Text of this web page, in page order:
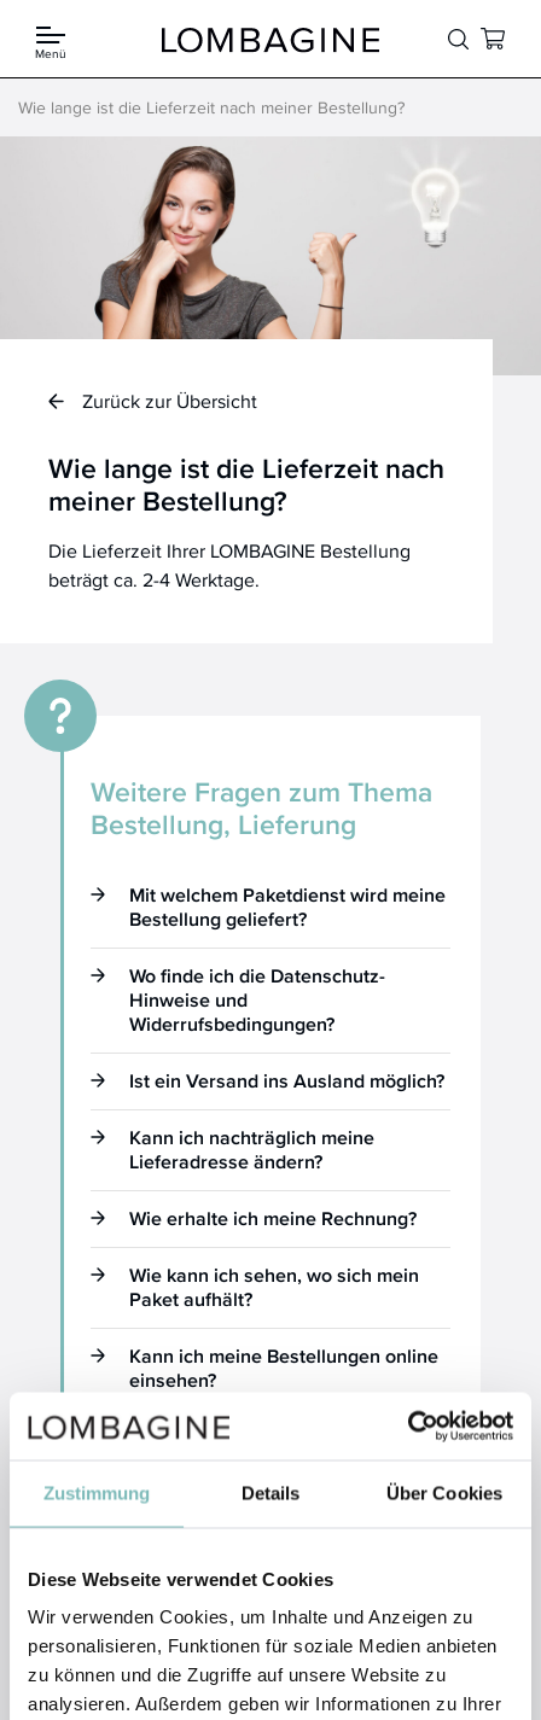
Zustimmung Details Über Cookies
Diese Webseite verwendet Cookies
Wir verwenden Cookies, um Inhalte und Anzeigen zu
personalisieren, Funktionen für soziale Medien anbieten
zu können und die Zugriffe auf unsere Website zu
analysieren. Außerdem geben wir Informationen zu Ihrer
Menü
Wie lange ist die Lieferzeit nach meiner Bestellung?
Zurück zur Übersicht
Wie lange ist die Lieferzeit nach
meiner Bestellung?
Die Lieferzeit Ihrer LOMBAGINE Bestellung
beträgt ca. 2-4 Werktage.
Weitere Fragen zum Thema
Bestellung, Lieferung
Mit welchem Paketdienst wird meine
Bestellung geliefert?
Wo finde ich die Datenschutz-
Hinweise und
Widerrufsbedingungen?
Ist ein Versand ins Ausland möglich?
Kann ich nachträglich meine
Lieferadresse ändern?
Wie erhalte ich meine Rechnung?
Wie kann ich sehen, wo sich mein
Paket aufhält?
Kann ich meine Bestellungen online
einsehen?
Wie ändere ich meine
Mail bestellen?
Wie funktioniert der Bestellvorgang
im LOMBAGINE Online-Shop?